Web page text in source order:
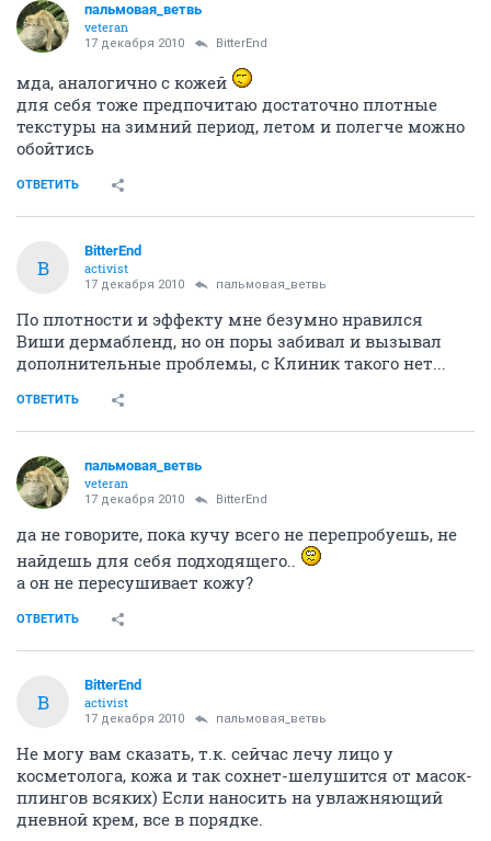
пальмовая_ветвь
veteran
17 декабря 2010 BitterEnd
мда, аналогично с кожей
для себя тоже предпочитаю достаточно плотные
текстуры на зимний период, летом и полегче можно
обойтись
ОТВЕТИТЬ
B
BitterEnd
activist
17 декабря 2010 пальмовая_ветвь
По плотности и эффекту мне безумно нравился
Виши дермабленд, но он поры забивал и вызывал
дополнительные проблемы, с Клиник такого нет...
ОТВЕТИТЬ
пальмовая_ветвь
veteran
17 декабря 2010 BitterEnd
да не говорите, пока кучу всего не перепробуешь, не
найдешь для себя подходящего..
а он не пересушивает кожу?
ОТВЕТИТЬ
B
BitterEnd
activist
17 декабря 2010 пальмовая_ветвь
Не могу вам сказать, т.к. сейчас лечу лицо у
косметолога, кожа и так сохнет-шелушится от масок-
плингов всяких) Если наносить на увлажняющий
дневной крем, все в порядке.